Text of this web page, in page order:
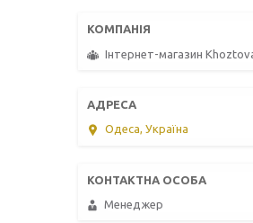
Інтернет-магазин
Одеса, Україна
Менеджер